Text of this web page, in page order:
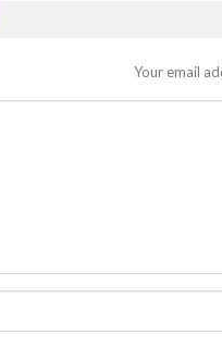
Your email